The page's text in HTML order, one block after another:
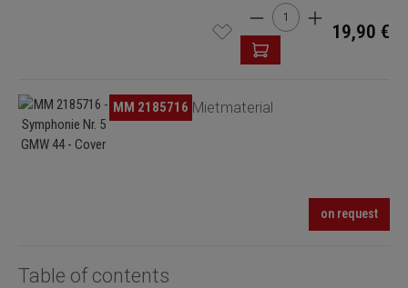
Product Quantity:
19,90 €
Skip image gallery MM 2185716 Mietmaterial
on request
Table of contents